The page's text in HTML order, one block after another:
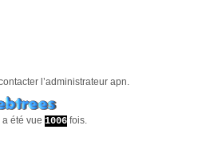
l’administrateur apn.
été vue 1006fois.